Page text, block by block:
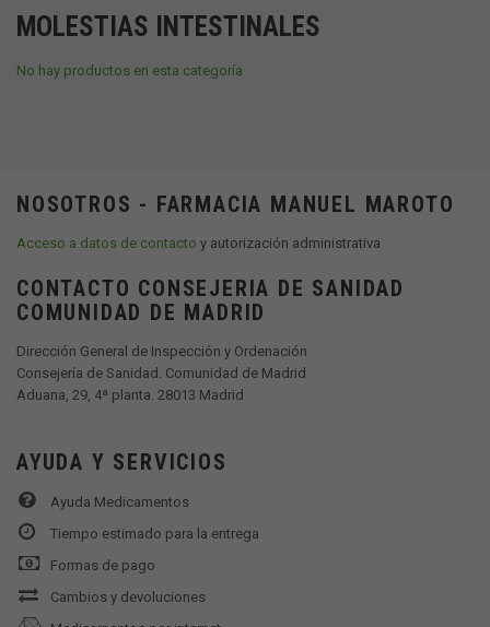
MOLESTIAS INTESTINALES
No hay productos en esta categoría
NOSOTROS - FARMACIA MANUEL MAROTO
Acceso a datos de contacto y autorización administrativa
CONTACTO CONSEJERIA DE SANIDAD
COMUNIDAD DE MADRID
Dirección General de Inspección y Ordenación
Consejería de Sanidad. Comunidad de Madrid
Aduana, 29, 4ª planta. 28013 Madrid
AYUDA Y SERVICIOS
Ayuda Medicamentos
Tiempo estimado para la entrega
Formas de pago
Cambios y devoluciones